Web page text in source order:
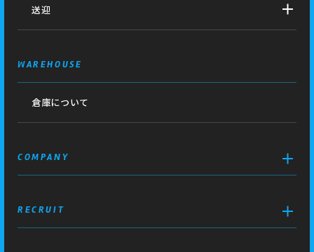
送迎
WAREHOUSE
倉庫について
COMPANY
RECRUIT